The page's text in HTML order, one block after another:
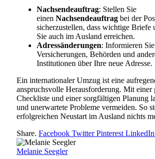
Nachsendeauftrag: Stellen Sie
einen Nachsendeauftrag bei der
sicherzustellen, dass wichtige Briefe
Sie auch im Ausland erreichen.
Adressänderungen: Informieren
Versicherungen, Behörden und
Institutionen über Ihre neue Adresse.
Ein internationaler Umzug ist eine
anspruchsvolle Herausforderung. Mit einer
Checkliste und einer sorgfältigen Planung
und unerwartete Probleme vermeiden. So
erfolgreichen Neustart im Ausland nichts
Share. Facebook Twitter Pinterest LinkedIn
Melanie Seegler